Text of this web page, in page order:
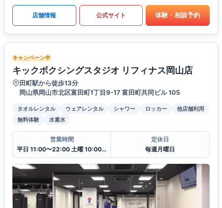
店舗情報 公式サイト 体験・相談予約
キャンペーン中
キックボクシングスタジオ リフィナス岡山店
田町駅から徒歩13分
岡山県岡山市北区富田町1丁目9-17 富田町共同ビル 105
タオルレンタル ウェアレンタル シャワー ロッカー
他店舗利用
無料体験
水素水
営業時間
平日 11:00〜22:00 土曜 10:00〜20:00 日・祝 10:00〜18:00
定休日
毎週月曜日